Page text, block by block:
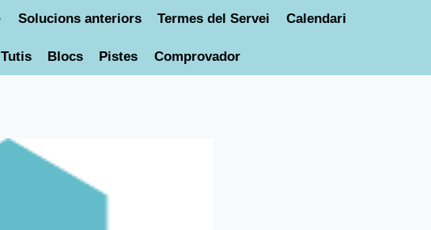
Solucions anteriors Termes del Servei Calendari
Tutis Blocs Pistes Comprovador